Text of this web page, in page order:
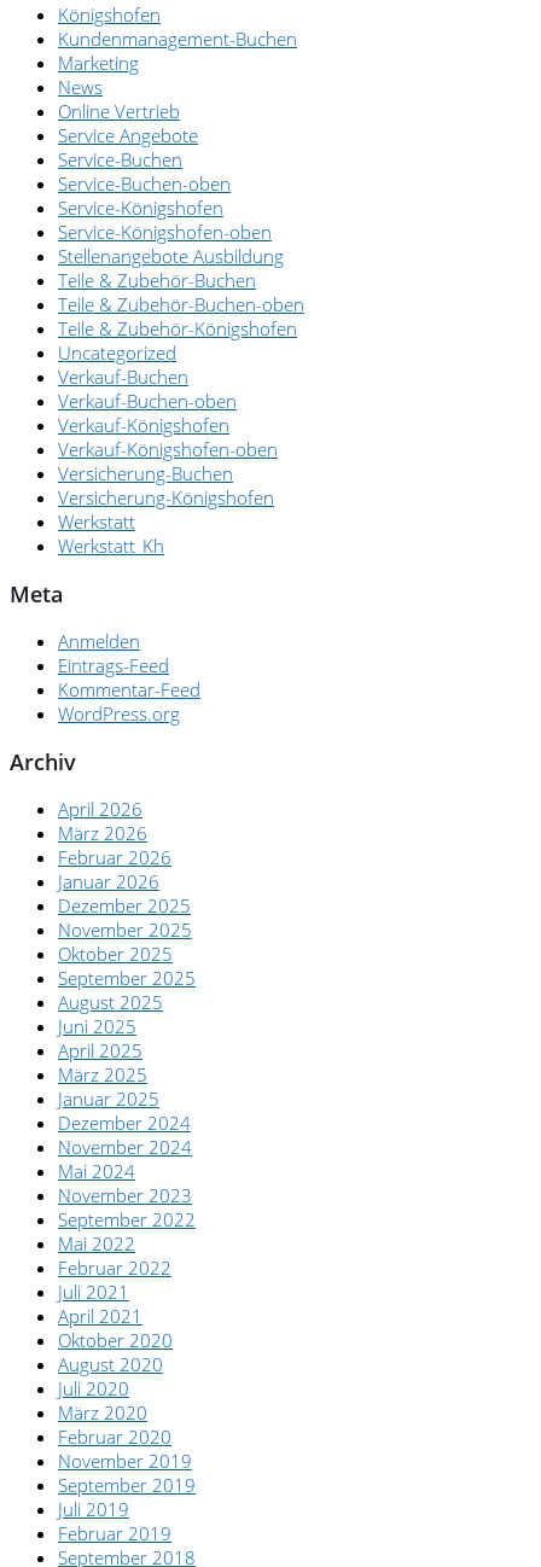
Königshofen
Kundenmanagement-Buchen
Marketing
News
Online Vertrieb
Service Angebote
Service-Buchen
Service-Buchen-oben
Service-Königshofen
Service-Königshofen-oben
Stellenangebote Ausbildung
Teile & Zubehör-Buchen
Teile & Zubehör-Buchen-oben
Teile & Zubehör-Königshofen
Uncategorized
Verkauf-Buchen
Verkauf-Buchen-oben
Verkauf-Königshofen
Verkauf-Königshofen-oben
Versicherung-Buchen
Versicherung-Königshofen
Werkstatt
Werkstatt_Kh
Meta
Anmelden
Eintrags-Feed
Kommentar-Feed
WordPress.org
Archiv
April 2026
März 2026
Februar 2026
Januar 2026
Dezember 2025
November 2025
Oktober 2025
September 2025
August 2025
Juni 2025
April 2025
März 2025
Januar 2025
Dezember 2024
November 2024
Mai 2024
November 2023
September 2022
Mai 2022
Februar 2022
Juli 2021
April 2021
Oktober 2020
August 2020
Juli 2020
März 2020
Februar 2020
November 2019
September 2019
Juli 2019
Februar 2019
September 2018